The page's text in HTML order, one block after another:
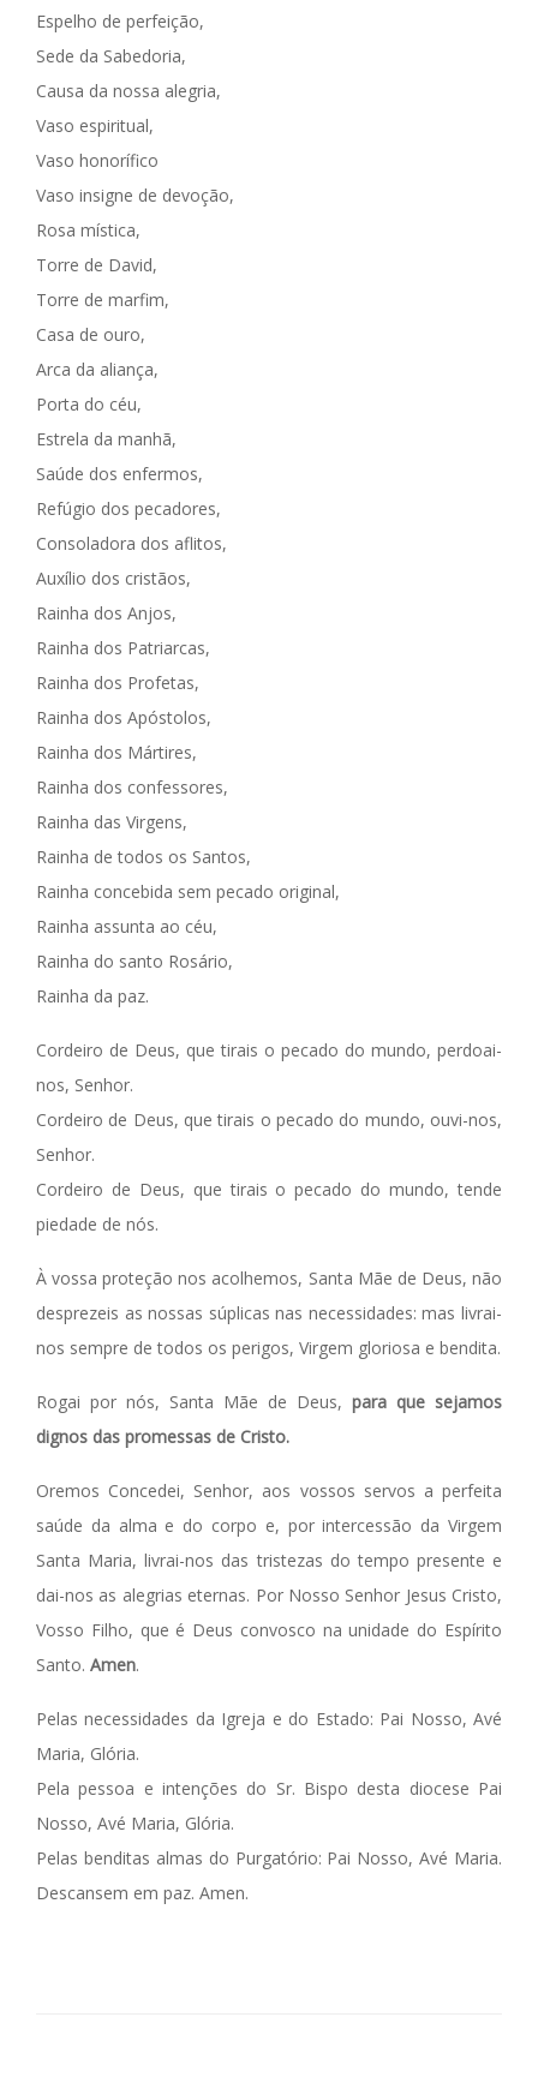
Espelho de perfeição,
Sede da Sabedoria,
Causa da nossa alegria,
Vaso espiritual,
Vaso honorífico
Vaso insigne de devoção,
Rosa mística,
Torre de David,
Torre de marfim,
Casa de ouro,
Arca da aliança,
Porta do céu,
Estrela da manhã,
Saúde dos enfermos,
Refúgio dos pecadores,
Consoladora dos aflitos,
Auxílio dos cristãos,
Rainha dos Anjos,
Rainha dos Patriarcas,
Rainha dos Profetas,
Rainha dos Apóstolos,
Rainha dos Mártires,
Rainha dos confessores,
Rainha das Virgens,
Rainha de todos os Santos,
Rainha concebida sem pecado original,
Rainha assunta ao céu,
Rainha do santo Rosário,
Rainha da paz.
Cordeiro de Deus, que tirais o pecado do mundo, perdoai-
nos, Senhor.
Cordeiro de Deus, que tirais o pecado do mundo, ouvi-nos,
Senhor.
Cordeiro de Deus, que tirais o pecado do mundo, tende
piedade de nós.
À vossa proteção nos acolhemos, Santa Mãe de Deus, não
desprezeis as nossas súplicas nas necessidades: mas livrai-
nos sempre de todos os perigos, Virgem gloriosa e bendita.
Rogai por nós, Santa Mãe de Deus, para que sejamos
dignos das promessas de Cristo.
Oremos Concedei, Senhor, aos vossos servos a perfeita
saúde da alma e do corpo e, por intercessão da Virgem
Santa Maria, livrai-nos das tristezas do tempo presente e
dai-nos as alegrias eternas. Por Nosso Senhor Jesus Cristo,
Vosso Filho, que é Deus convosco na unidade do Espírito
Santo. Amen.
Pelas necessidades da Igreja e do Estado: Pai Nosso, Avé
Maria, Glória.
Pela pessoa e intenções do Sr. Bispo desta diocese Pai
Nosso, Avé Maria, Glória.
Pelas benditas almas do Purgatório: Pai Nosso, Avé Maria.
Descansem em paz. Amen.